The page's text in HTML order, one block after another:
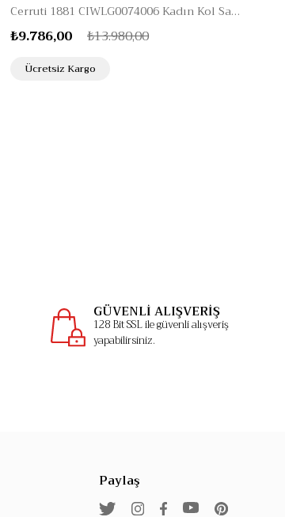
Cerruti 1881 CIWLG0074006 Kadın Kol Saati
₺9.786,00 ₺13.980,00
Ücretsiz Kargo
GÜVENLİ ALIŞVERİŞ
128 Bit SSL ile güvenli alışveriş
yapabilirsiniz.
Paylaş